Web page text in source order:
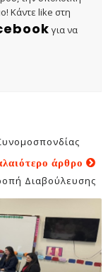
Κάντε like στη
για να
άρθρο
Διαβούλευσης